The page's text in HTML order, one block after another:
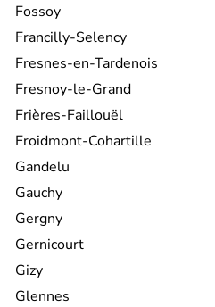
Fossoy
Francilly-Selency
Fresnes-en-Tardenois
Fresnoy-le-Grand
Frières-Faillouël
Froidmont-Cohartille
Gandelu
Gauchy
Gergny
Gernicourt
Gizy
Glennes